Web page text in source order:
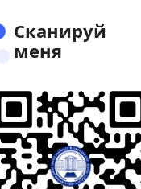
Сканируй
меня